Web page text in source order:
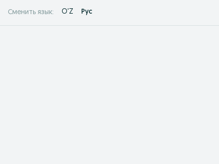
Сменить язык: O'Z Рус